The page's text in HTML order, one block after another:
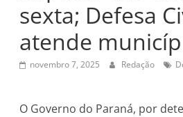
sexta; Defesa
atende
novembro 7, 2025 Redação
O Governo do Paraná, por